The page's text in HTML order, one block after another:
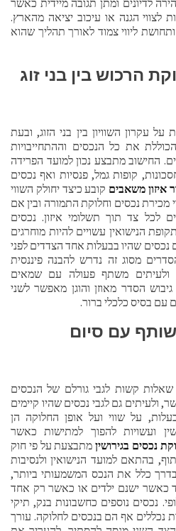
לצווי הגנה או עיכוב יציאה מהארץ.
ליווי צמוד לאורך תהליך שהוא
הרכוש בין בני זוג
עקרון השוויון בין בני הזוג, ובעת
את כל הנכסים וההתחייבויות
החישוב מתבצע נכון למועד הפרידה
קופות גמל, פנסיות ואף נכסים
איזון משאבים קובע כיצד יחולק השווי
מכירת נכסים וחלוקת התמורה ובין אם
לכל צד תוך תשלומי איזון. נכסים
הנישואין עשויים להיות מוחרגים
נכסים שהיו בבעלות אחד הצדדים לפני
מסוג זה נדרש להבנה פיננסית
משתף פעולה עם שמאים
הסדר מאוזן והוגן מאפשר לשני
עם בסיס כלכלי ברור.
עם סיום
שאלות קשות לגבי גורלם של הנכסים
ולעיתים גם לגבי נכסים שהיו קיימים
על שווי ועל אופן החלוקה הן
ועשויות להפוך למתישות כאשר
נכסים בגירושיןמתבצעת על פי חוק
בהתאם למועד הנישואין ולנסיבות
כלל את הנכס המשמעותי ביותר,
כאשר ישנם ילדים או כאשר רק אחד
נכסים נוספים כחשבונות בנק, תיקי
נכללים אף הם בנכסים לחלוקה. עורך